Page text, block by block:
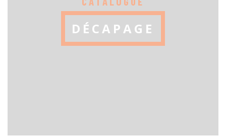
DÉCAPAGE